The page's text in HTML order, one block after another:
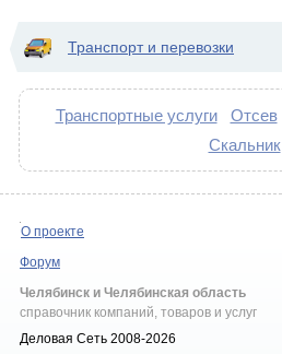
Транспорт и перевозки
Транспортные услуги Отсев
Скальник
О проекте
Форум
Челябинск и Челябинская область
справочник компаний, товаров и услуг
Деловая Сеть 2008-2026